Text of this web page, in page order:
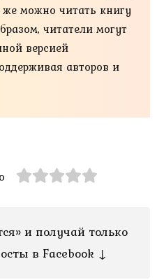
же можно читать книгу
читатели могут
версией
авторов и
и получай только
в Facebook ↓